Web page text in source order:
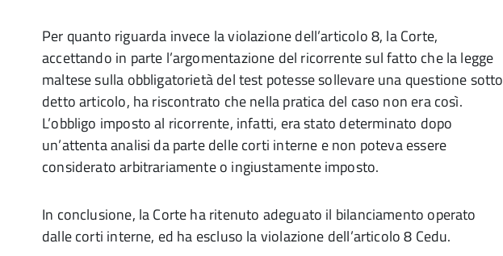
Per quanto riguarda invece la violazione dell’articolo 8, la Corte,
accettando in parte l’argomentazione del ricorrente sul fatto che la legge
maltese sulla obbligatorietà del test potesse sollevare una questione sotto
detto articolo, ha riscontrato che nella pratica del caso non era così.
L’obbligo imposto al ricorrente, infatti, era stato determinato dopo
un’attenta analisi da parte delle corti interne e non poteva essere
considerato arbitrariamente o ingiustamente imposto.
In conclusione, la Corte ha ritenuto adeguato il bilanciamento operato
dalle corti interne, ed ha escluso la violazione dell’articolo 8 Cedu.